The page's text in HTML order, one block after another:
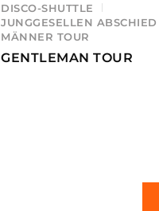
DISCO-SHUTTLE
JUNGGESELLEN ABSCHIED
MÄNNER TOUR
GENTLEMAN TOUR